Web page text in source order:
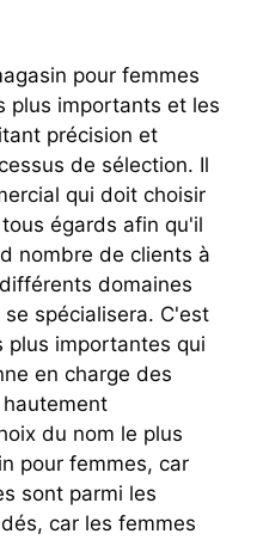
pour femmes
plus importants et les
précision et
de sélection. Il
qui doit choisir
égards afin qu'il
nombre de clients à
domaines
spécialisera. C'est
plus importantes qui
en charge des
du nom le plus
pour femmes, car
sont parmi les
car les femmes